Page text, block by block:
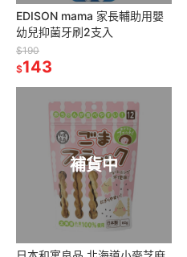
EDISON mama 家長輔助用嬰
幼兒抑菌牙刷2支入
$190
$143
補貨中